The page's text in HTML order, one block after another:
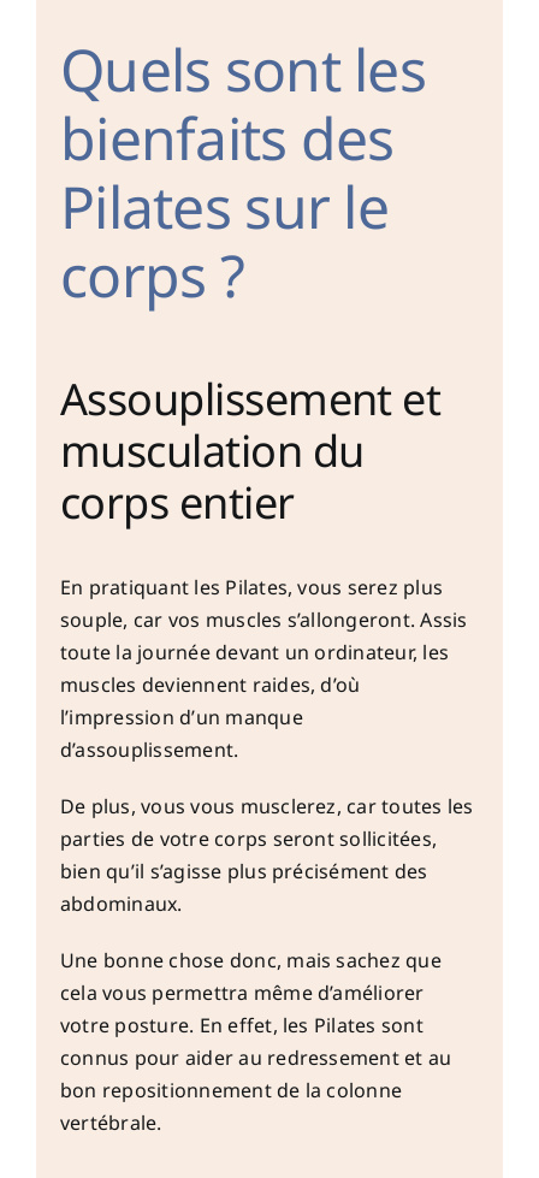
Quels sont les
bienfaits des
Pilates sur le
corps ?
Assouplissement et
musculation du
corps entier
En pratiquant les Pilates, vous serez plus
souple, car vos muscles s’allongeront. Assis
toute la journée devant un ordinateur, les
muscles deviennent raides, d’où
l’impression d’un manque
d’assouplissement.
De plus, vous vous musclerez, car toutes les
parties de votre corps seront sollicitées,
bien qu’il s’agisse plus précisément des
abdominaux.
Une bonne chose donc, mais sachez que
cela vous permettra même d’améliorer
votre posture. En effet, les Pilates sont
connus pour aider au redressement et au
bon repositionnement de la colonne
vertébrale.